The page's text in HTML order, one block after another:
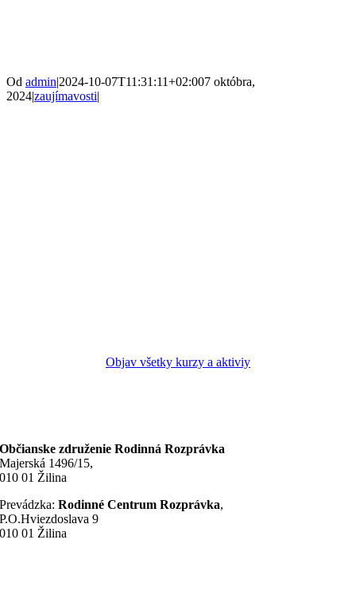
Od admin|2024-10-07T11:31:11+02:007 októbra,
2024|zaujímavosti|
Objav všetky kurzy a aktiviy
Občianske združenie Rodinná Rozprávka
Majerská 1496/15,
010 01 Žilina
Prevádzka:Rodinné Centrum Rozprávka,
P.O.Hviezdoslava 9
010 01 Žilina